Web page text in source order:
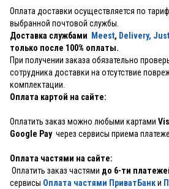
Оплата доставки осуществляется по
выбранной почтовой службы.
Доставка службами
Meest, Delivery,
только после 100% оплаты.
При получении заказа обязательно
сотрудника доставки на отсутствие
комплектации.
Оплата картой на сайте:
Оплатить заказ можно любыми картами
Google Pay через сервисы приема
Оплата частями на сайте:
Оплатить заказ частями до 6-ти
сервисы Оплата частями ПриватБанки